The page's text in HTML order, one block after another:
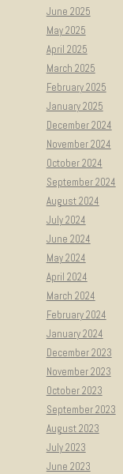
June 2025
May 2025
April 2025
March 2025
February 2025
January 2025
December 2024
November 2024
October 2024
September 2024
August 2024
July 2024
June 2024
May 2024
April 2024
March 2024
February 2024
January 2024
December 2023
November 2023
October 2023
September 2023
August 2023
July 2023
June 2023